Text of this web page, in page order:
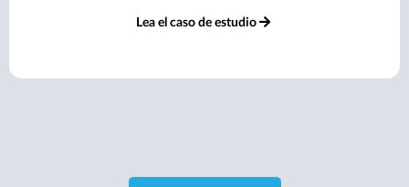
Lea el caso de estudio